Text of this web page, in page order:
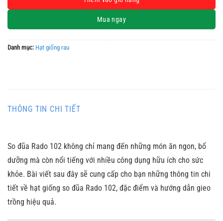
Mua ngay
Danh mục: Hạt giống rau
THÔNG TIN CHI TIẾT
So đũa Rado 102 không chỉ mang đến những món ăn ngon, bổ
dưỡng mà còn nổi tiếng với nhiều công dụng hữu ích cho sức
khỏe. Bài viết sau đây sẽ cung cấp cho bạn những thông tin chi
tiết về hạt giống so đũa Rado 102, đặc điểm và hướng dẫn gieo
trồng hiệu quả.